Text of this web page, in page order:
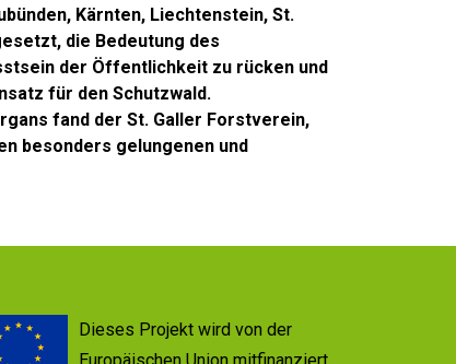
Kärnten, Liechtenstein, St.
die Bedeutung des
der Öffentlichkeit zu rücken und
für den Schutzwald.
fand der St. Galler Forstverein,
besonders gelungenen und
Dieses Projekt wird von der